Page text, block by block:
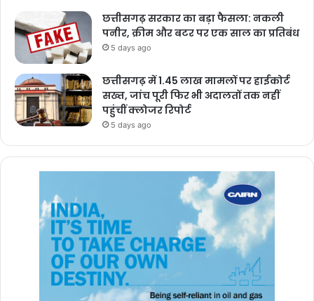
छत्तीसगढ़ सरकार का बड़ा फैसला: नकली
पनीर, क्रीम और बटर पर एक साल का प्रतिबंध
5 days ago
छत्तीसगढ़ में 1.45 लाख मामलों पर हाईकोर्ट
सख्त, जांच पूरी फिर भी अदालतों तक नहीं
पहुंचीं क्लोजर रिपोर्ट
5 days ago